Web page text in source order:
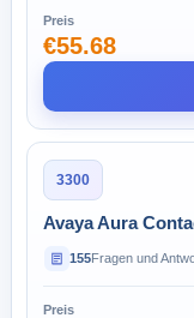
Preis
€55.68
3300
Avaya Aura
155Fragen und
Preis